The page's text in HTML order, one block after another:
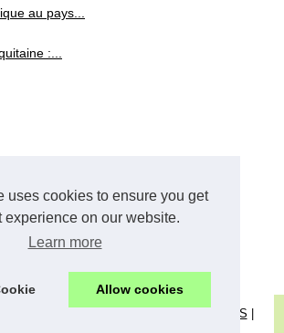
uses cookies to ensure you get
experience on our website.
Learn more
Allow cookies
au pays...
:...
RSS